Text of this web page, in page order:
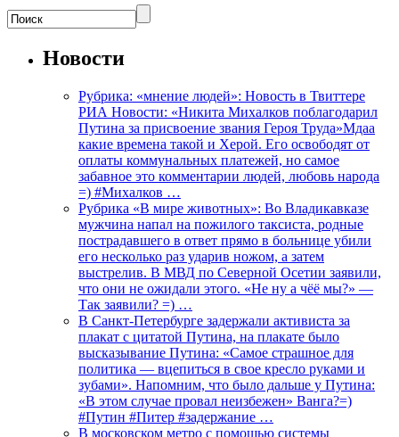
Новости
Рубрика: «мнение людей»: Новость в Твиттере
РИА Новости: «Никита Михалков поблагодарил
Путина за присвоение звания Героя Труда»Мдаа
какие времена такой и Херой. Его освободят от
оплаты коммунальных платежей, но самое
забавное это комментарии людей, любовь народа
=) #Михалков …
Рубрика «В мире животных»: Во Владикавказе
мужчина напал на пожилого таксиста, родные
пострадавшего в ответ прямо в больнице убили
его несколько раз ударив ножом, а затем
выстрелив. В МВД по Северной Осетии заявили,
что они не ожидали этого. «Не ну а чёё мы?» —
Так заявили? =) …
В Санкт-Петербурге задержали активиста за
плакат с цитатой Путина, на плакате было
высказывание Путина: «Самое страшное для
политика — вцепиться в свое кресло руками и
зубами». Напомним, что было дальше у Путина:
«В этом случае провал неизбежен» Ванга?=)
#Путин #Питер #задержание …
В московском метро с помощью системы